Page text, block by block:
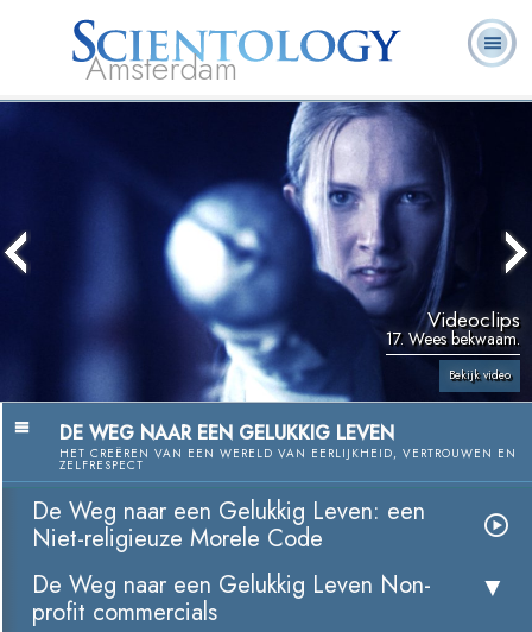
Amsterdam
Pastoraal
Werkers
Veelgestelde
vragen
Videoclips
17. Wees bekwaam.
Bekijk video
DE WEG NAAR EEN GELUKKIG LEVEN
HET CREËREN VAN EEN WERELD VAN EERLIJKHEID, VERTROUWEN EN
ZELFRESPECT
De Weg naar een Gelukkig Leven: een
Niet-religieuze Morele Code
De Weg naar een Gelukkig Leven Non-
profit commercials